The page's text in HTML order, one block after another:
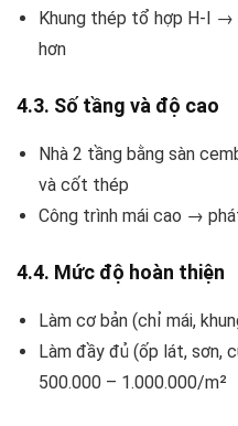
Khung thép tổ hợp H-I →
hơn
4.3. Số tầng và độ cao
Nhà 2 tầng bằng sàn
và cốt thép
Công trình mái cao →
4.4. Mức độ hoàn thiện
Làm cơ bản (chỉ mái,
Làm đầy đủ (ốp lát, sơn,
500.000 – 1.000.000/m²